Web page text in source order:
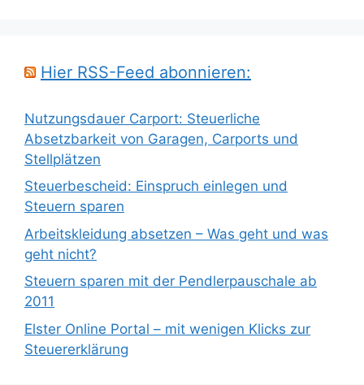
Hier RSS-Feed abonnieren:
Nutzungsdauer Carport: Steuerliche
Absetzbarkeit von Garagen, Carports und
Stellplätzen
Steuerbescheid: Einspruch einlegen und
Steuern sparen
Arbeitskleidung absetzen – Was geht und was
geht nicht?
Steuern sparen mit der Pendlerpauschale ab
2011
Elster Online Portal – mit wenigen Klicks zur
Steuererklärung